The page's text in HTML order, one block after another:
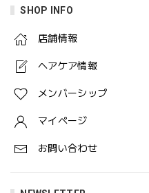
SHOP INFO
店舗情報
ヘアケア情報
メンバーシップ
マイページ
お問い合わせ